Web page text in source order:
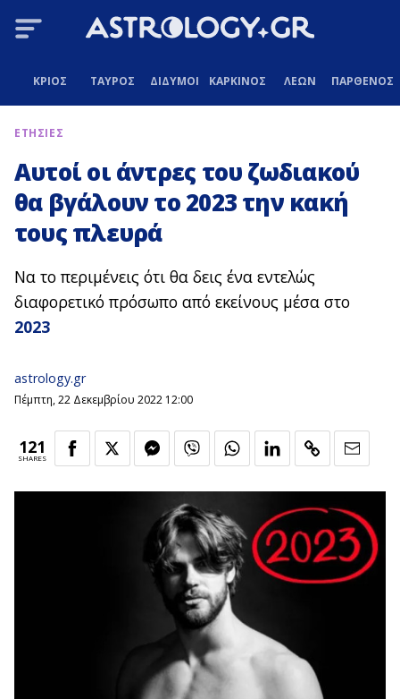
ΚΡΙΟΣ ΤΑΥΡΟΣ ΔΙΔΥΜΟΙ ΚΑΡΚΙΝΟΣ ΛΕΩΝ ΠΑΡΘΕΝΟΣ
ΕΤΗΣΙΕΣ
Αυτοί οι άντρες του ζωδιακού
θα βγάλουν το 2023 την κακή
τους πλευρά
Να το περιμένεις ότι θα δεις ένα εντελώς
διαφορετικό πρόσωπο από εκείνους μέσα στο
2023
astrology.gr
Πέμπτη, 22 Δεκεμβρίου 2022 12:00
121
SHARES